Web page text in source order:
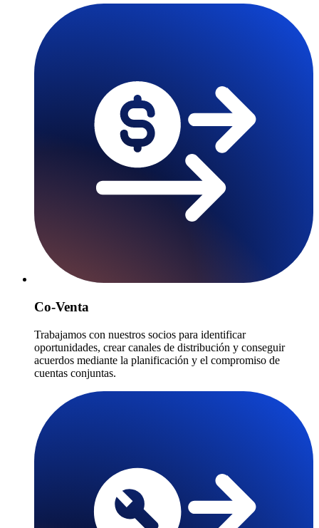
Co-Venta
Trabajamos con nuestros socios para identificar
oportunidades, crear canales de distribución y conseguir
acuerdos mediante la planificación y el compromiso de
cuentas conjuntas.